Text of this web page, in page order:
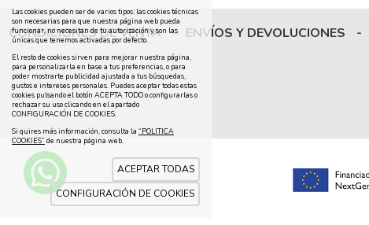
CONDICIONES DE VENTA - ENVÍOS Y DEVOLUCIONES -
Las cookies pueden ser de varios tipos: las cookies técnicas
son necesarias para que nuestra página web pueda
funcionar, no necesitan de tu autorización y son las
únicas que tenemos activadas por defecto.
El resto de cookies sirven para mejorar nuestra página,
para personalizarla en base a tus preferencias, o para
poder mostrarte publicidad ajustada a tus búsquedas,
gustos e intereses personales. Puedes aceptar todas estas
cookies pulsando el botón ACEPTA TODO o configurarlas o
rechazar su uso clicando en el apartado
CONFIGURACIÓN DE COOKIES.
Si quires más información, consulta la “POLITICA
COOKIES” de nuestra página web.
ACEPTAR TODAS
CONFIGURACIÓN DE COOKIES